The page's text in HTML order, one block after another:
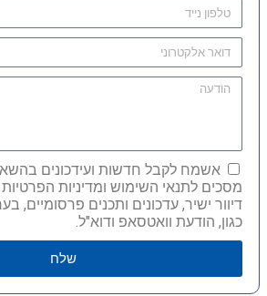
אשמח לקבל חדשות ועידכונים
מסכים לתנאי השימוש ומדיניות
דיוור ישיר, עדכונים ותכנים פרסומיים,
כגון, הודעת וואטסאפ ודוא"ל.
שלח